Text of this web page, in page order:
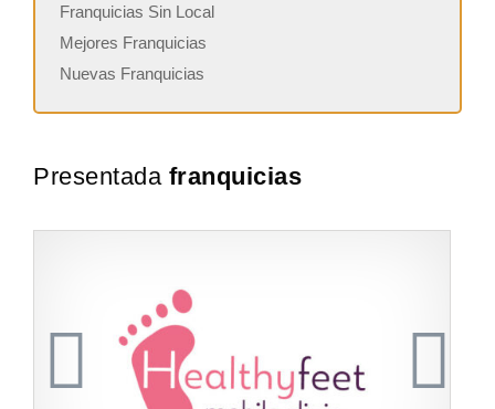
Franquicias Sin Local
Mejores Franquicias
Nuevas Franquicias
Presentada franquicias